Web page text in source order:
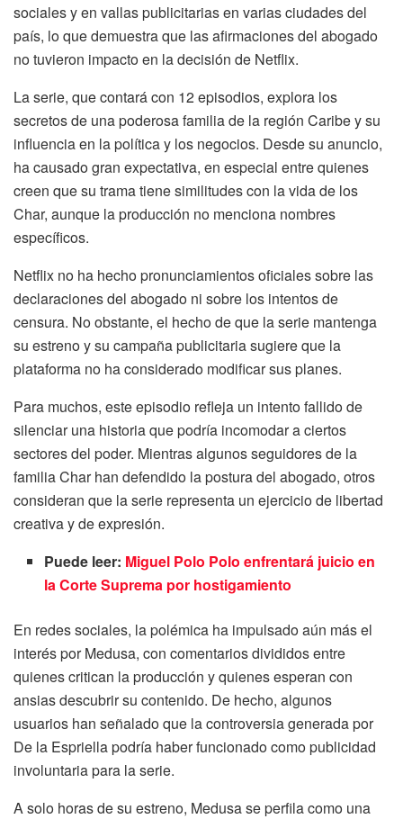
sociales y en vallas publicitarias en varias ciudades del
país, lo que demuestra que las afirmaciones del abogado
no tuvieron impacto en la decisión de Netflix.
La serie, que contará con 12 episodios, explora los
secretos de una poderosa familia de la región Caribe y su
influencia en la política y los negocios. Desde su anuncio,
ha causado gran expectativa, en especial entre quienes
creen que su trama tiene similitudes con la vida de los
Char, aunque la producción no menciona nombres
específicos.
Netflix no ha hecho pronunciamientos oficiales sobre las
declaraciones del abogado ni sobre los intentos de
censura. No obstante, el hecho de que la serie mantenga
su estreno y su campaña publicitaria sugiere que la
plataforma no ha considerado modificar sus planes.
Para muchos, este episodio refleja un intento fallido de
silenciar una historia que podría incomodar a ciertos
sectores del poder. Mientras algunos seguidores de la
familia Char han defendido la postura del abogado, otros
consideran que la serie representa un ejercicio de libertad
creativa y de expresión.
Puede leer: Miguel Polo Polo enfrentará juicio en
la Corte Suprema por hostigamiento
En redes sociales, la polémica ha impulsado aún más el
interés por Medusa, con comentarios divididos entre
quienes critican la producción y quienes esperan con
ansias descubrir su contenido. De hecho, algunos
usuarios han señalado que la controversia generada por
De la Espriella podría haber funcionado como publicidad
involuntaria para la serie.
A solo horas de su estreno, Medusa se perfila como una